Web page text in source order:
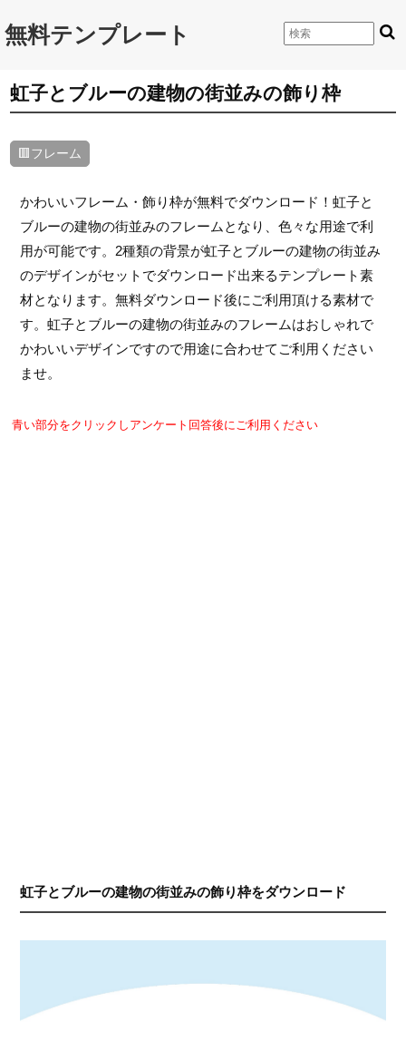
無料テンプレート
虹子とブルーの建物の街並みの飾り枠
🟥フレーム
かわいいフレーム・飾り枠が無料でダウンロード！虹子と
ブルーの建物の街並みのフレームとなり、色々な用途で利
用が可能です。2種類の背景が虹子とブルーの建物の街並み
のデザインがセットでダウンロード出来るテンプレート素
材となります。無料ダウンロード後にご利用頂ける素材で
す。虹子とブルーの建物の街並みのフレームはおしゃれで
かわいいデザインですので用途に合わせてご利用ください
ませ。
青い部分をクリックしアンケート回答後にご利用ください
虹子とブルーの建物の街並みの飾り枠をダウンロード